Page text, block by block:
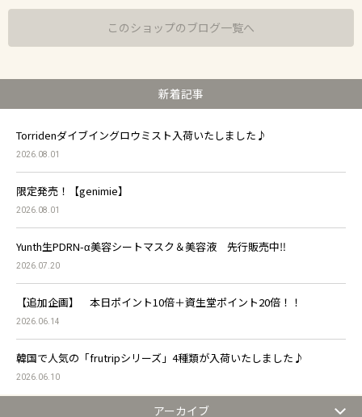
このショップのブログ一覧へ
新着記事
Torridenダイブイングロウミスト入荷いたしました♪
2026.08.01
限定発売！【genimie】
2026.08.01
Yunth生PDRN-α美容シートマスク＆美容液 先行販売中‼
2026.07.20
【追加企画】 本日ポイント10倍＋資生堂ポイント20倍！！
2026.06.14
韓国で人気の「frutripシリーズ」4種類が入荷いたしました♪
2026.06.10
アーカイブ